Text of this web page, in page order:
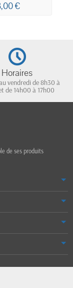
BLEUE
40CM
€
Horaires
vendredi de 8h30 à
de 14h00 à 17h00
de ses produits